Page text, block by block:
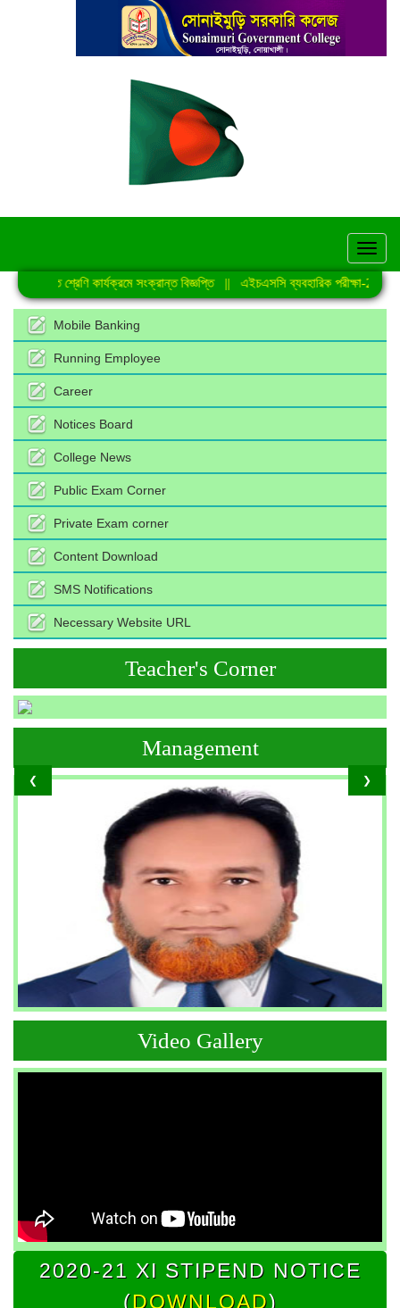
নিয়মিত শ্রেণি কার্যক্রমে সংক্রান্ত বিজ্ঞপ্তি||এইচএসসি ব্যবহারিক পরীক্ষা-2026
Mobile Banking
Running Employee
Career
Notices Board
College News
Public Exam Corner
Private Exam corner
Content Download
SMS Notifications
Necessary Website URL
Teacher's Corner
❮ ❯
Management
Video Gallery
2020-21 XI STIPEND NOTICE
(DOWNLOAD)